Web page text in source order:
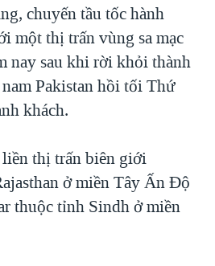
TẠI DẢI GAZA
ĐƯỜNG
VÀ NAY
AFGHANISTAN
Ở VIỆT NAM
KIM TẠI VIỆT NAM
chuyến tầu tốc hành
một thị trấn vùng sa mạc
nay sau khi rời khỏi thành
Pakistan hồi tối Thứ
khách.
thị trấn biên giới
ở miền Tây Ấn Độ
thuộc tỉnh Sindh ở miền